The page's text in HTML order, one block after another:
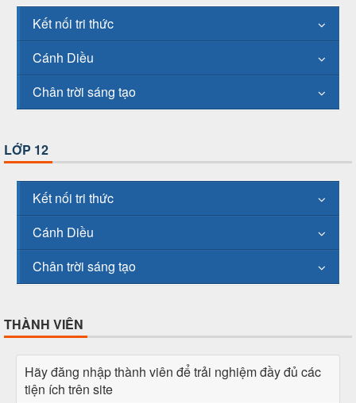
Kết nối tri thức
Cánh Diều
Chân trời sáng tạo
LỚP 12
Kết nối tri thức
Cánh Diều
Chân trời sáng tạo
THÀNH VIÊN
Hãy đăng nhập thành viên để trải nghiệm đầy đủ các
tiện ích trên site